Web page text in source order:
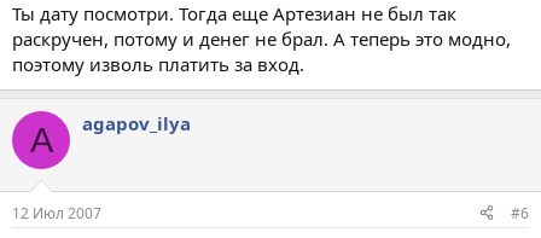
Ты дату посмотри. Тогда еще Артезиан не был так
раскручен, потому и денег не брал. А теперь это модно,
поэтому изволь платить за вход.
A agapov_ilya
12 Июл 2007 #6